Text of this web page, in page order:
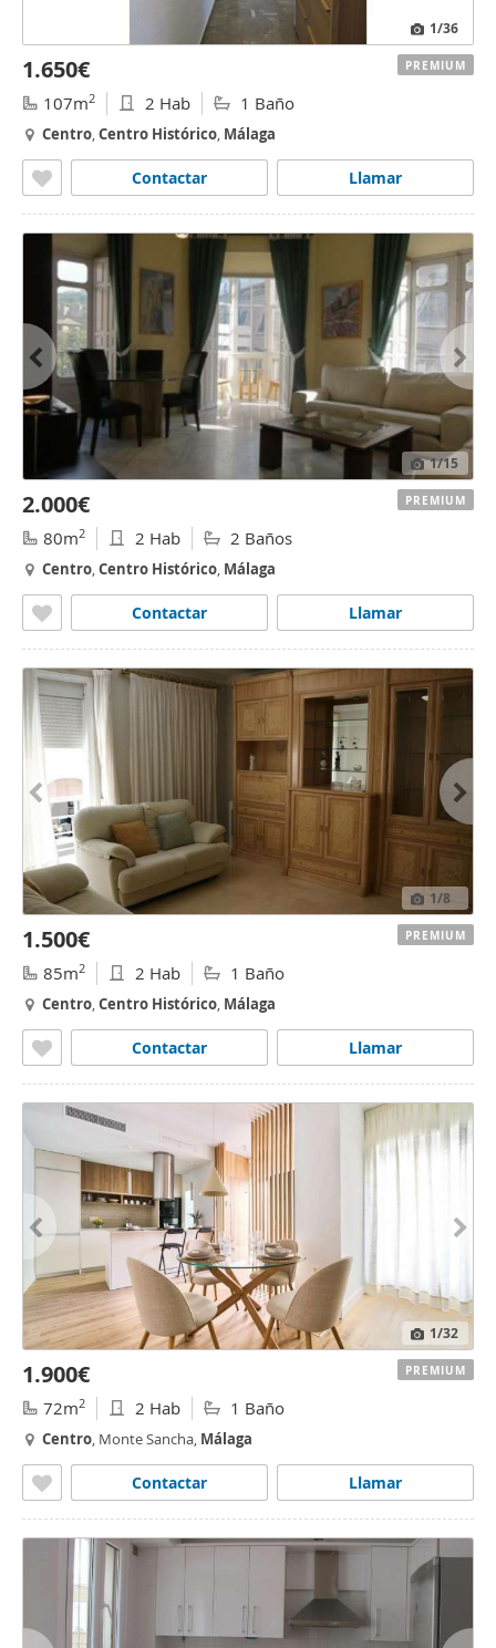
1/36
1.650€
107m2 2 Hab 1 Baño
Centro,Centro Histórico, Málaga
Llamar
Contactar
PREMIUM
1/15
2.000€
80m2 2 Hab 2 Baños
Centro,Centro Histórico, Málaga
Llamar
Contactar
PREMIUM
1/8
1.500€
85m2 2 Hab 1 Baño
Centro,Centro Histórico, Málaga
Llamar
Contactar
PREMIUM
1/32
1.900€
72m2 2 Hab 1 Baño
Centro, Monte Sancha, Málaga
Llamar
Contactar
PREMIUM